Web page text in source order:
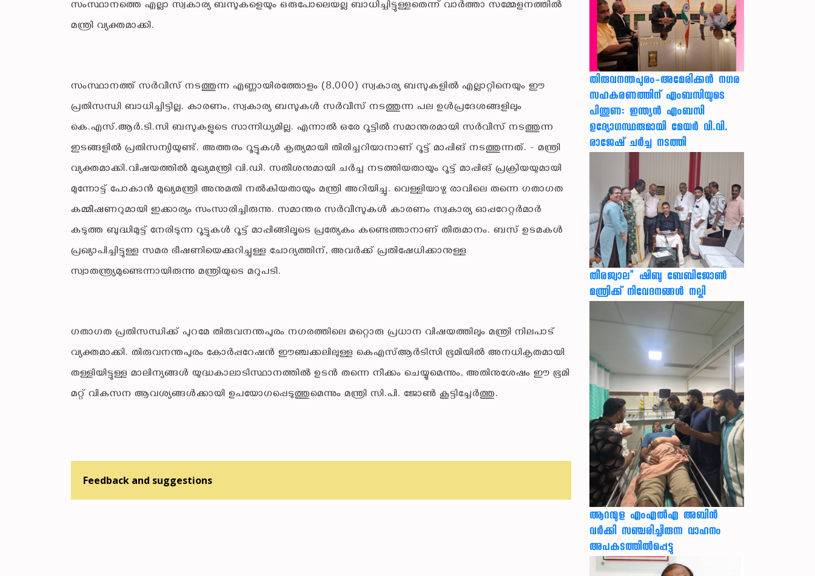
സംസ്ഥാനത്തെ എല്ലാ സ്വകാര്യ ബസുകളെയും ഒരുപോലെയല്ല ബാധിച്ചിട്ടുള്ളതെന്ന് വാർത്താ സമ്മേളനത്തിൽ
മന്ത്രി വ്യക്തമാക്കി.
സംസ്ഥാനത്ത് സർവീസ് നടത്തുന്ന എണ്ണായിരത്തോളം (8,000) സ്വകാര്യ ബസുകളിൽ എല്ലാറ്റിനെയും ഈ
പ്രതിസന്ധി ബാധിച്ചിട്ടില്ല. കാരണം, സ്വകാര്യ ബസുകൾ സർവീസ് നടത്തുന്ന പല ഉൾപ്രദേശങ്ങളിലും
കെ.എസ്.ആർ.ടി.സി ബസുകളുടെ സാന്നിധ്യമില്ല. എന്നാൽ ഒരേ റൂട്ടിൽ സമാന്തരമായി സർവീസ് നടത്തുന്ന
ഇടങ്ങളിൽ പ്രതിസന്യിയുണ്ട്. അത്തരം റൂട്ടുകൾ കൃത്യമായി തിരിച്ചറിയാനാണ് റൂട്ട് മാപ്പിങ് നടത്തുന്നത്. - മന്ത്രി
വ്യക്തമാക്കി.വിഷയത്തിൽ മുഖ്യമന്ത്രി വി.ഡി. സതീശനുമായി ചർച്ച നടത്തിയതായും റൂട്ട് മാപ്പിങ് പ്രക്രിയയുമായി
മുന്നോട്ട് പോകാൻ മുഖ്യമന്ത്രി അനുമതി നൽകിയതായും മന്ത്രി അറിയിച്ചു. വെള്ളിയാഴ്ച രാവിലെ തന്നെ ഗതാഗത
കമ്മീഷണറുമായി ഇക്കാര്യം സംസാരിച്ചിരുന്നു. സമാന്തര സർവീസുകൾ കാരണം സ്വകാര്യ ഓപ്പറേറ്റർമാർ
കടുത്ത ബുദ്ധിമുട്ട് നേരിടുന്ന റൂട്ടുകൾ റൂട്ട് മാപ്പിങ്ങിലൂടെ പ്രത്യേകം കണ്ടെത്താനാണ് തീരുമാനം. ബസ് ഉടമകൾ
പ്രഖ്യാപിച്ചിട്ടുള്ള സമര ഭീഷണിയെക്കുറിച്ചുള്ള ചോദ്യത്തിന്, അവർക്ക് പ്രതിഷേധിക്കാനുള്ള
സ്വാതന്ത്ര്യമുണ്ടെന്നായിരുന്നു മന്ത്രിയുടെ മറുപടി.
ഗതാഗത പ്രതിസന്ധിക്ക് പുറമേ തിരുവനന്തപുരം നഗരത്തിലെ മറ്റൊരു പ്രധാന വിഷയത്തിലും മന്ത്രി നിലപാട്
വ്യക്തമാക്കി. തിരുവനന്തപുരം കോർപ്പറേഷൻ ഈഞ്ചക്കലിലുള്ള കെഎസ്ആർടിസി ഭൂമിയിൽ അനധികൃതമായി
തള്ളിയിട്ടുള്ള മാലിന്യങ്ങൾ യുദ്ധകാലാടിസ്ഥാനത്തിൽ ഉടൻ തന്നെ നീക്കം ചെയ്യുമെന്നും, അതിനുശേഷം ഈ ഭൂമി
മറ്റ് വികസന ആവശ്യങ്ങൾക്കായി ഉപയോഗപ്പെടുത്തുമെന്നും മന്ത്രി സി.പി. ജോൺ കൂട്ടിച്ചേർത്തു.
Feedback and suggestions
തിരുവനന്തപുരം-അമേരിക്കന്‍ നഗര
സഹകരണത്തിന് എംബസിയുടെ
പിന്തുണ: ഇന്ത്യന്‍ എംബസി
ഉദ്യോഗസ്ഥരുമായി മേയര്‍ വി.വി.
രാജേഷ് ചര്‍ച്ച നടത്തി
തീരജ്വാല" ഷിബു ബേബിജോൺ
മന്ത്രിക്ക് നിവേദനങ്ങള്‍ നല്കി
ആറന്മുള എംഎൽഎ അബിൻ
വർക്കി സഞ്ചരിച്ചിരുന്ന വാഹനം
അപകടത്തിൽപ്പെട്ടു